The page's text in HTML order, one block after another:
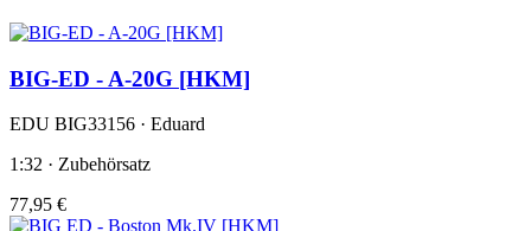
BIG-ED - A-20G [HKM]
EDU BIG33156 · Eduard
1:32 · Zubehörsatz
77,95 €